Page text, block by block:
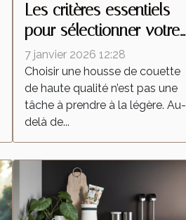
Les critères essentiels
pour sélectionner votre
housse de couette de
haute qualité
7 janvier 2026 12:28
Choisir une housse de couette
de haute qualité n’est pas une
tâche à prendre à la légère. Au-
delà de...